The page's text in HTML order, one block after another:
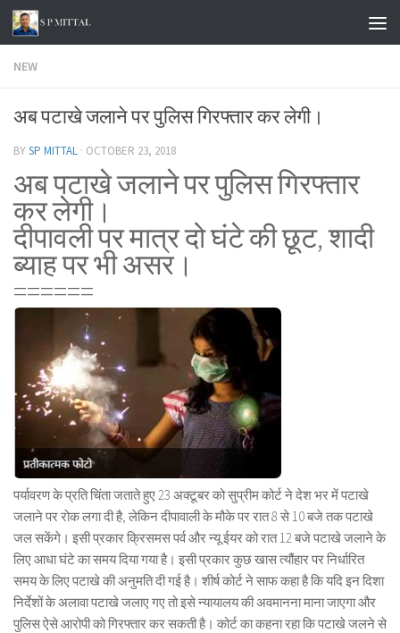
Skip to content
NEW
अब पटाखे जलाने पर पुलिस गिरफ्तार कर लेगी।
BYSP MITTAL · OCTOBER 23, 2018
अब पटाखे जलाने पर पुलिस गिरफ्तार
कर लेगी।
दीपावली पर मात्र दो घंटे की छूट, शादी
ब्याह पर भी असर।
======
पर्यावरण के प्रति चिंता जताते हुए 23 अक्टूबर को सुप्रीम कोर्ट ने देश भर में पटाखे
जलाने पर रोक लगा दी है, लेकिन दीपावाली के मौके पर रात 8 से 10 बजे तक पटाखे
जल सकेंगे। इसी प्रकार क्रिसमस पर्व और न्यू ईयर को रात 12 बजे पटाखे जलाने के
लिए आधा घंटे का समय दिया गया है। इसी प्रकार कुछ खास त्यौंहार पर निर्धारित
समय के लिए पटाखे की अनुमति दी गई है। शीर्ष कोर्ट ने साफ कहा है कि यदि इन दिशा
निर्देशों के अलावा पटाखे जलाए गए तो इसे न्यायालय की अवमानना माना जाएगा और
पुलिस ऐसे आरोपी को गिरफ्तार कर सकती है। कोर्ट का कहना रहा कि पटाखे जलने से